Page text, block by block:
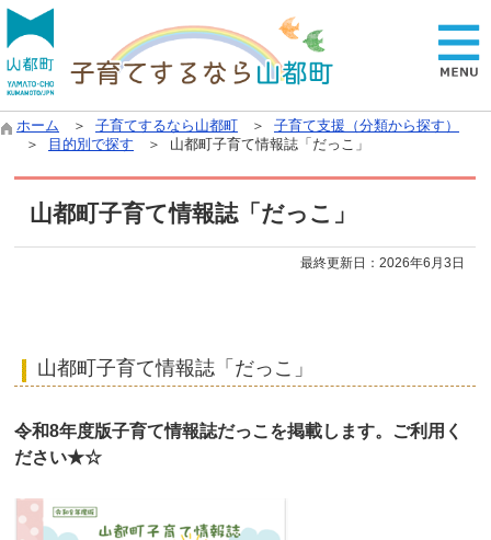
ホーム ＞ 子育てするなら山都町 ＞ 子育て支援（分類から探す）
＞ 目的別で探す ＞ 山都町子育て情報誌「だっこ」
山都町子育て情報誌「だっこ」
最終更新日：2026年6月3日
山都町子育て情報誌「だっこ」
令和8年度版子育て情報誌だっこを掲載します。ご利用く
ださい★☆